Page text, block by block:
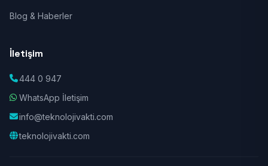
Blog & Haberler
İletişim
444 0 947
WhatsApp İletişim
info@teknolojivakti.com
teknolojivakti.com